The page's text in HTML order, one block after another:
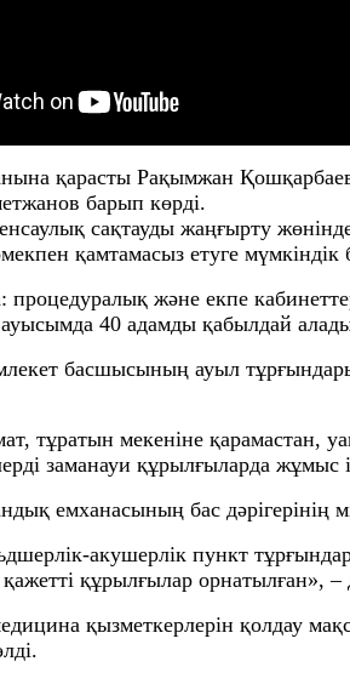
қарасты Рақымжан
барып көрді.
сақтауды жаңғырту
қамтамасыз етуге мүмкіндік
және екпе
ауысымда 40 адамды қабылдай
басшысының ауыл
тұратын мекеніне
заманауи құрылғыларда
емханасының бас
акушерлік пункт
қажетті құрылғылар орнатылған»,
қызметкерлерін қолдау